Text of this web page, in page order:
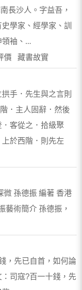
長沙人。字益吾，
學家、經學家、訓
袖、...
價 藏書故實
手．先生與之言則
．主人固辭．然後
客從之．拾級聚
於西階．則先左
微 孫德振 編著 香港
藝術簡介 孫德振，
，先已自首，如何論
司寇?百一十錢，先